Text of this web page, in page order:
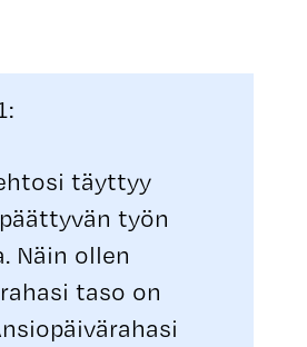
täyttyy
työn
Näin ollen
taso on